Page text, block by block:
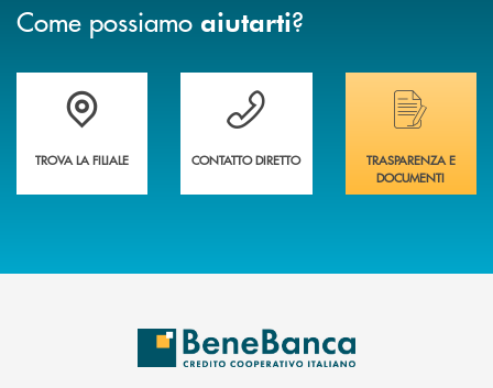
Come possiamo aiutarti?
Trova la filiale più vicina a te&nbsp;
TROVA LA FILIALE
Hai bisogno di assistenza immediata?
CONTATTO DIRETTO
Hai bisogno di
TRASPARENZA E
DOCUMENTI